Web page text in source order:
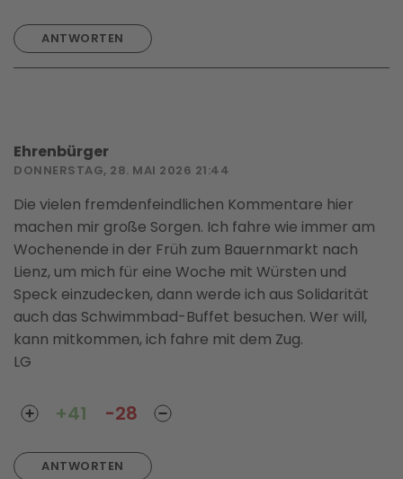
ANTWORTEN
Ehrenbürger
DONNERSTAG, 28. MAI 2026 21:44
Die vielen fremdenfeindlichen Kommentare hier
machen mir große Sorgen. Ich fahre wie immer am
Wochenende in der Früh zum Bauernmarkt nach
Lienz, um mich für eine Woche mit Würsten und
Speck einzudecken, dann werde ich aus Solidarität
auch das Schwimmbad-Buffet besuchen. Wer will,
kann mitkommen, ich fahre mit dem Zug.
LG
ANTWORTEN
+41 -28